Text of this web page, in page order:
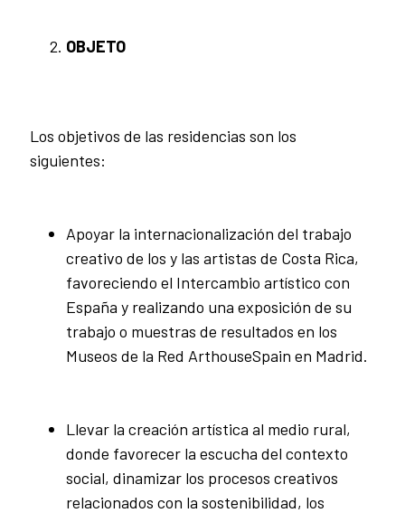
OBJETO
Los objetivos de las residencias son los
siguientes:
Apoyar la internacionalización del trabajo
creativo de los y las artistas de Costa Rica,
favoreciendo el Intercambio artístico con
España y realizando una exposición de su
trabajo o muestras de resultados en los
Museos de la Red ArthouseSpain en Madrid.
Llevar la creación artística al medio rural,
donde favorecer la escucha del contexto
social, dinamizar los procesos creativos
relacionados con la sostenibilidad, los